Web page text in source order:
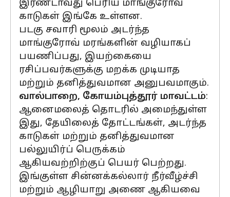
இரண்டாவது பெரிய மாங்குரோவ்
காடுகள் இங்கே உள்ளன.
படகு சவாரி மூலம் அடர்ந்த
மாங்குரோவ் மரங்களின் வழியாகப்
பயணிப்பது, இயற்கையை
ரசிப்பவர்களுக்கு மறக்க முடியாத
மற்றும் தனித்துவமான அனுபவமாகும்.
வால்பாறை, கோயம்புத்தூர் மாவட்டம்:
ஆனைமலைத் தொடரில் அமைந்துள்ள
இது, தேயிலைத் தோட்டங்கள், அடர்ந்த
காடுகள் மற்றும் தனித்துவமான
பல்லுயிர்ப் பெருக்கம்
ஆகியவற்றிற்குப் பெயர் பெற்றது.
இங்குள்ள சின்னக்கல்லார் நீர்வீழ்ச்சி
மற்றும் ஆழியாறு அணை ஆகியவை